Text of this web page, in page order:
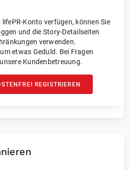
lifePR-Konto verfügen, können Sie
und die Story-Detailseiten
verwenden.
etwas Geduld. Bei Fragen
Kundenbetreuung.
REGISTRIEREN